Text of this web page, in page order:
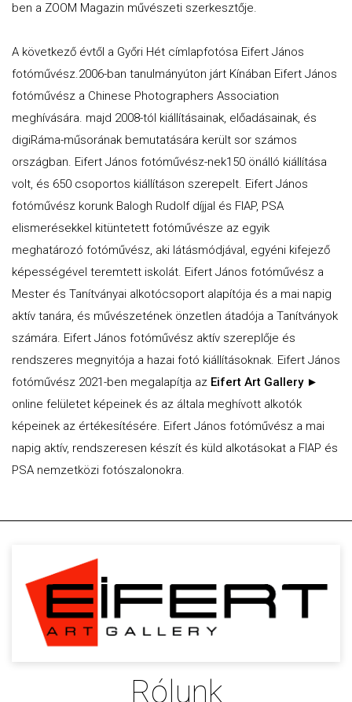
ben a ZOOM Magazin művészeti szerkesztője.
A következő évtől a Győri Hét címlapfotósa Eifert János
fotóművész.2006-ban tanulmányúton járt Kínában Eifert János
fotóművész a Chinese Photographers Association
meghívására. majd 2008-tól kiállításainak, előadásainak, és
digiRáma-műsorának bemutatására került sor számos
országban. Eifert János fotóművész-nek150 önálló kiállítása
volt, és 650 csoportos kiállításon szerepelt. Eifert János
fotóművész korunk Balogh Rudolf díjjal és FIAP, PSA
elismerésekkel kitüntetett fotóművésze az egyik
meghatározó fotóművész, aki látásmódjával, egyéni kifejező
képességével teremtett iskolát. Eifert János fotóművész a
Mester és Tanítványai alkotócsoport alapítója és a mai napig
aktív tanára, és művészetének önzetlen átadója a Tanítványok
számára. Eifert János fotóművész aktív szereplője és
rendszeres megnyitója a hazai fotó kiállításoknak. Eifert János
fotóművész 2021-ben megalapítja az Eifert Art Gallery ►
online felületet képeinek és az általa meghívott alkotók
képeinek az értékesítésére. Eifert János fotóművész a mai
napig aktív, rendszeresen készít és küld alkotásokat a FIAP és
PSA nemzetközi fotószalonokra.
Rólunk